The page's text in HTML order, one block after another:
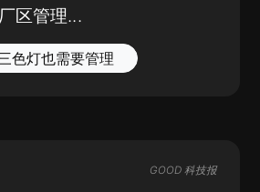
区管理...
色灯也需要管理
GOOD 科技报